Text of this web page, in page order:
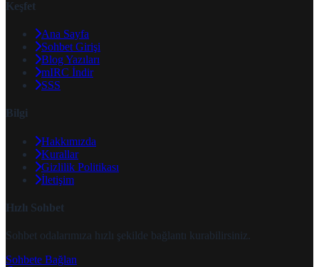
Keşfet
Ana Sayfa
Sohbet Girişi
Blog Yazıları
mIRC İndir
SSS
Bilgi
Hakkımızda
Kurallar
Gizlilik Politikası
İletişim
Hızlı Sohbet
Sohbet odalarımıza hızlı şekilde bağlantı kurabilirsiniz.
Sohbete Bağlan